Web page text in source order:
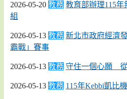
2026-05-20 教務 教育部辦理115
組
2026-05-13 教務 新北市政府經濟
霸戰」賽事
2026-05-13 教務 守住一個心願
2026-05-13 教務 115年Kebbi凱比